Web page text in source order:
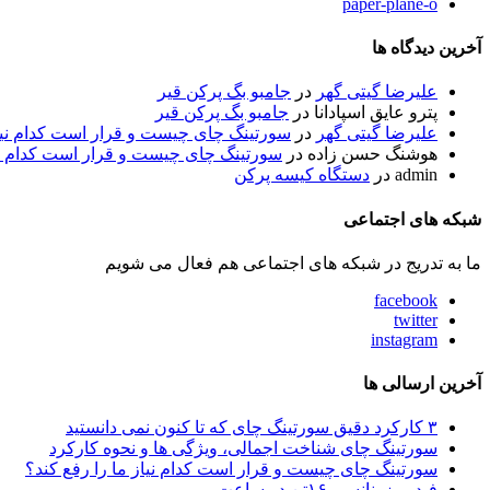
آخرین دیدگاه ها
علیرضا گیتی گهر در جامبو بگ پرکن قیر
پترو عایق اسپادانا در جامبو بگ پرکن قیر
علیرضا گیتی گهر در سورتینگ چای چیست و قرار است کدام
هوشنگ حسن زاده در سورتینگ چای چیست و قرار است کدام
admin در دستگاه کیسه پرکن
شبکه های اجتماعی
ما به تدریج در شبکه های اجتماعی هم فعال می شویم
facebook
twitter
instagram
آخرین ارسالی ها
۳ کارکرد دقیق سورتینگ چای که تا کنون نمی دانستید
سورتینگ چای شناخت اجمالی، ویژگی ها و نحوه کارکرد
سورتینگ چای چیست و قرار است کدام نیاز ما را رفع کند؟